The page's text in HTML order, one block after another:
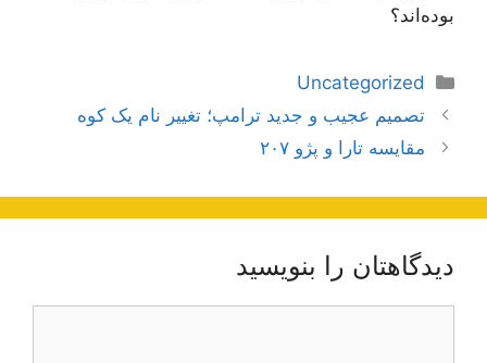
بوده‌اند؟
دسته‌ها
Uncategorized
ناوبری
نوشته‌ها
تصمیم عجیب و جدید ترامپ؛ تغییر نام یک کوه
مقایسه تارا و پژو ۲۰۷
دیدگاهتان را بنویسید